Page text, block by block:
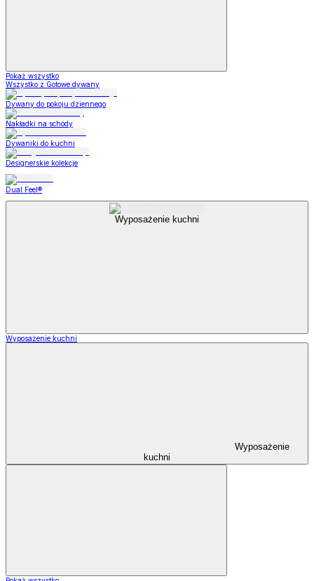
Pokaż wszystko
Wszystko z Gotowe dywany
Dywany do pokoju dziennego
Nakładki na schody
Dywaniki do kuchni
Designerskie kolekcje
Dual Feel®
Wyposażenie kuchni
Wyposażenie kuchni
Wyposażenie
kuchni